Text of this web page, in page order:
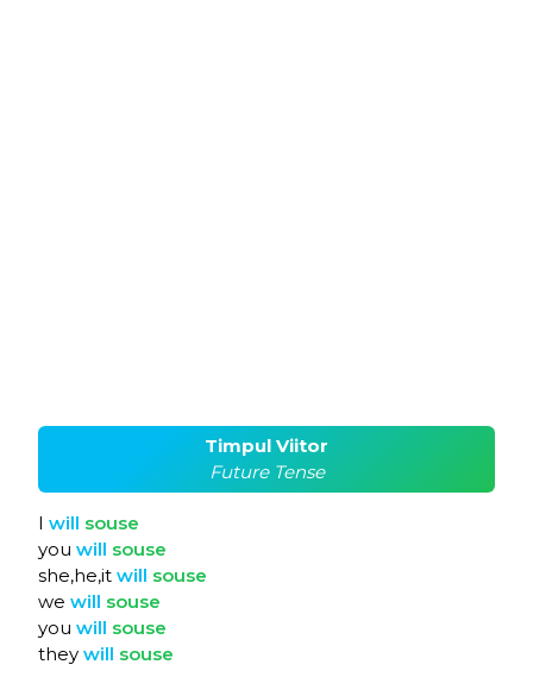
Timpul Viitor
Future Tense
I will souse
you will souse
she,he,it will souse
we will souse
you will souse
they will souse